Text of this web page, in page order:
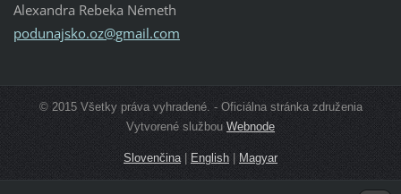
Alexandra Rebeka Németh
podunajsko.oz@gmail.com
© 2015 Všetky práva vyhradené. - Oficiálna stránka združenia
Vytvorené službou Webnode
Slovenčina| English Magyar